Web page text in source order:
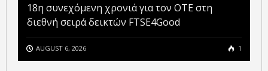
18η συνεχόμενη χρονιά για τον ΟΤΕ στη
διεθνή σειρά δεικτών FTSE4Good
AUGUST 6, 2026 1